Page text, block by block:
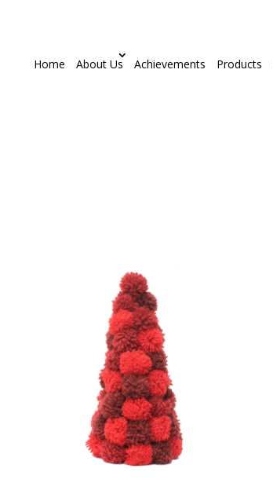
Home About Us Achievements Products